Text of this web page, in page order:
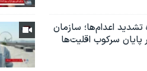
تشدید اعدام‌ها؛ سازمان
پایان سرکوب اقلیت‌ها